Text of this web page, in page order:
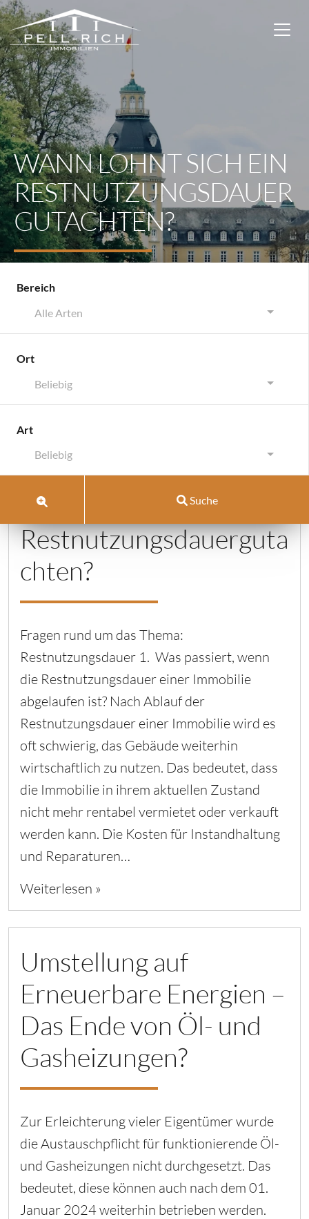
WANN LOHNT SICH EIN
RESTNUTZUNGSDAUER
GUTACHTEN?
Bereich
Alle Arten
Ort
Beliebig
Art
Beliebig
Suche
FAQ Group:6. Wichtig für
Investoren
Wann lohnt sich ein
Restnutzungsdauerguta
chten?
Fragen rund um das Thema:
Restnutzungsdauer 1. Was passiert, wenn
die Restnutzungsdauer einer Immobilie
abgelaufen ist? Nach Ablauf der
Restnutzungsdauer einer Immobilie wird es
oft schwierig, das Gebäude weiterhin
wirtschaftlich zu nutzen. Das bedeutet, dass
die Immobilie in ihrem aktuellen Zustand
nicht mehr rentabel vermietet oder verkauft
werden kann. Die Kosten für Instandhaltung
und Reparaturen…
Weiterlesen »
Umstellung auf
Erneuerbare Energien –
Das Ende von Öl- und
Gasheizungen?
Zur Erleichterung vieler Eigentümer wurde
die Austauschpflicht für funktionierende Öl-
und Gasheizungen nicht durchgesetzt. Das
bedeutet, diese können auch nach dem 01.
Januar 2024 weiterhin betrieben werden.